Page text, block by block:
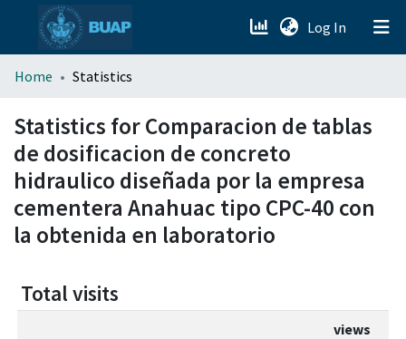
Log In (current)
menu.section.about_menu
All of DSpace
Home Statistics
Statistics for Comparacion de tablas
de dosificacion de concreto
hidraulico diseñada por la empresa
cementera Anahuac tipo CPC-40 con
la obtenida en laboratorio
Total visits
views